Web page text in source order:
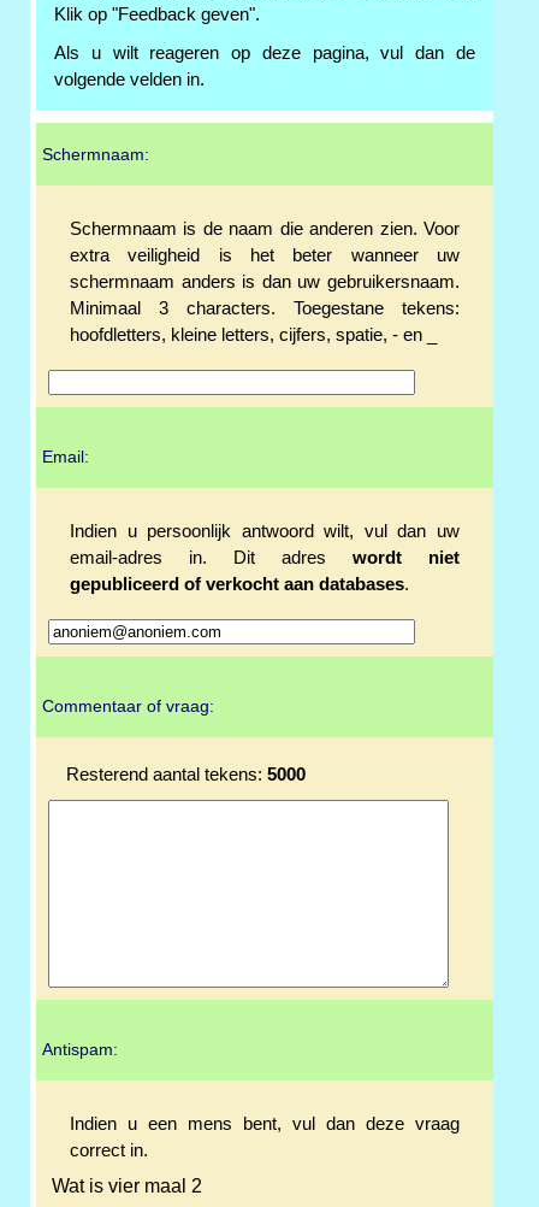
Klik op "Feedback geven".
Als u wilt reageren op deze pagina, vul dan de
volgende velden in.
Schermnaam:
Schermnaam is de naam die anderen zien. Voor
extra veiligheid is het beter wanneer uw
schermnaam anders is dan uw gebruikersnaam.
Minimaal 3 characters. Toegestane tekens:
hoofdletters, kleine letters, cijfers, spatie, - en _
Email:
Indien u persoonlijk antwoord wilt, vul dan uw
email-adres in. Dit adres wordt niet
gepubliceerd of verkocht aan databases.
Commentaar of vraag:
Resterend aantal tekens: 5000
Antispam:
Indien u een mens bent, vul dan deze vraag
correct in.
Wat is vier maal 2